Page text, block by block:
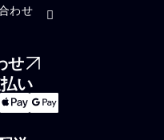
わせ
せ
い